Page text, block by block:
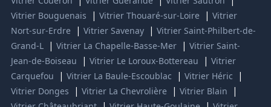
Vitrier Bouguenais | Vitrier Thouaré-sur-Loire | Vitrier
Nort-sur-Erdre
| Vitrier Savenay | Vitrier Saint-Philbert-de-
Grand-L | Vitrier La Chapelle-Basse-Mer | Vitrier Saint-
Jean-de-Boiseau
| Vitrier Le Loroux-Bottereau | Vitrier
Carquefou
| Vitrier La Baule-Escoublac | Vitrier Héric |
Vitrier Donges | Vitrier La Chevrolière | Vitrier Blain |